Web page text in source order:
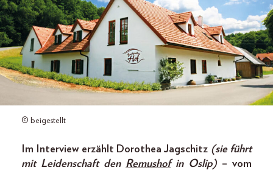
© beigestellt
Im Interview erzählt Dorothea Jagschitz (sie führt
mit Leidenschaft den Remushofin Oslip) – vom